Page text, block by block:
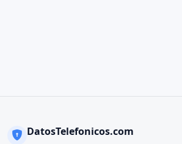
DatosTelefonicos.com